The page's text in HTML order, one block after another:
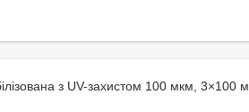
з UV-захистом 100 мкм, 3×100 м